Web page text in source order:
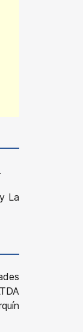
La